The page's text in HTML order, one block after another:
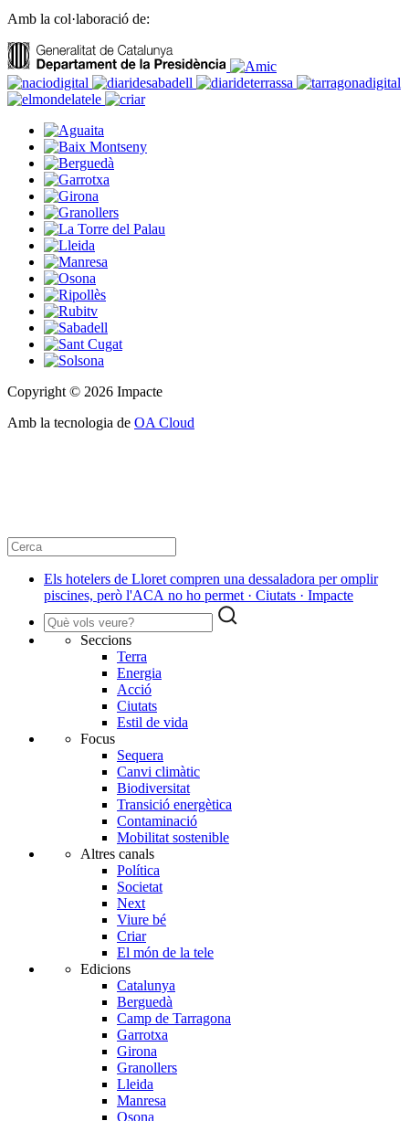
Amb la col·laboració de:
Copyright © 2026 Impacte
Amb la tecnologia de OA Cloud
Els hotelers de Lloret compren una dessaladora per omplir
piscines, però l'ACA no ho permet · Ciutats · Impacte
Seccions
Terra
Energia
Acció
Ciutats
Estil de vida
Focus
Sequera
Canvi climàtic
Biodiversitat
Transició energètica
Contaminació
Mobilitat sostenible
Altres canals
Política
Societat
Next
Viure bé
Criar
El món de la tele
Edicions
Catalunya
Berguedà
Camp de Tarragona
Garrotxa
Girona
Granollers
Lleida
Manresa
Osona